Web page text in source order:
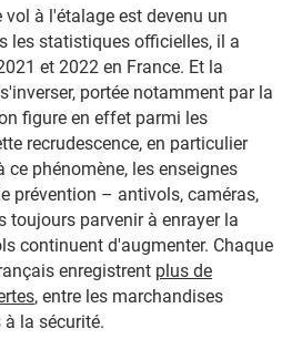
à l'étalage est devenu un
les statistiques officielles, il a
et 2022 en France. Et la
portée notamment par la
figure en effet parmi les
recrudescence, en particulier
phénomène, les enseignes
prévention – antivols, caméras,
toujours parvenir à enrayer la
continuent d'augmenter. Chaque
enregistrent plus de
, entre les marchandises
la sécurité.